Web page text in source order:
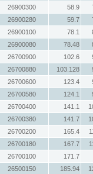
26900300 58.9
26900280 59.7
26900100 78.1
26900080 78.48
26700900 102.6
26700880 103.128
26700600 123.4
26700580 124.1
26700400 141.1
26700380 141.7
26700200 165.4
26700180 167.7
26700100
171.7
26500150 185.94